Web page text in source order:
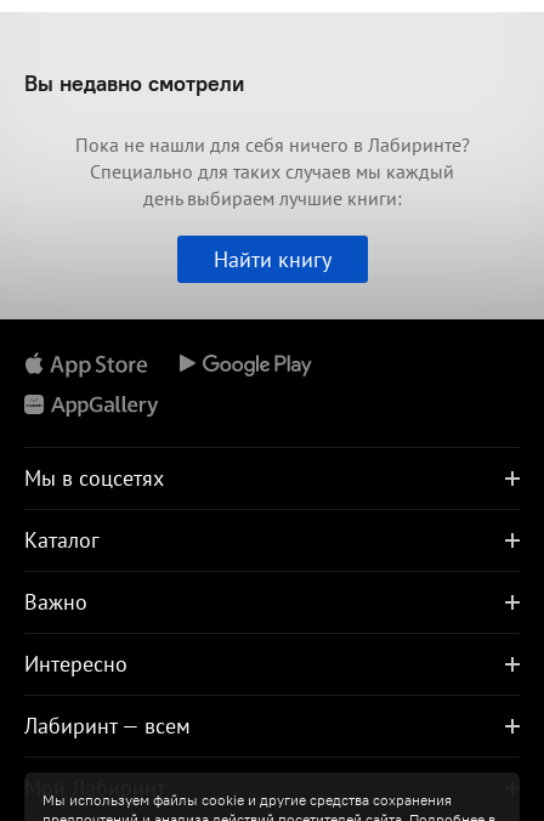
Мы используем файлы cookie и другие средства сохранения
Вы недавно смотрели
Пока не нашли для себя ничего в Лабиринте?
Специально для таких случаев мы каждый
день выбираем лучшие книги:
Найти книгу
Мы в соцсетях
Каталог
Важно
Интересно
Лабиринт — всем